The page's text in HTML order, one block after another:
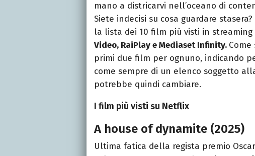
mano a districarvi nell’oceano di
Siete indecisi su cosa guardare
la lista dei 10 film più visti in
Video, RaiPlay e Mediaset Infinity.
primi due film per ognuno, indicando
come sempre di un elenco soggetto
potrebbe quindi cambiare.
I film più visti su Netflix
A house of dynamite (2025)
Ultima fatica della regista premio Oscar